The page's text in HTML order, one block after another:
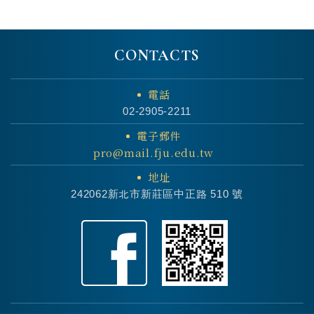
CONTACTS
電話
02-2905-2211
電子郵件
pro@mail.fju.edu.tw
地址
242062新北市新莊區中正路 510 號